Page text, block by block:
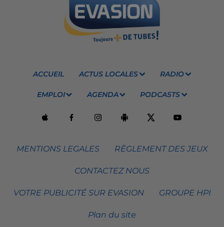
ACCUEIL ACTUS LOCALES RADIO
EMPLOI AGENDA PODCASTS
MENTIONS LEGALES RÈGLEMENT DES JEUX
CONTACTEZ NOUS
VOTRE PUBLICITÉ SUR EVASION GROUPE HPI
Plan du site